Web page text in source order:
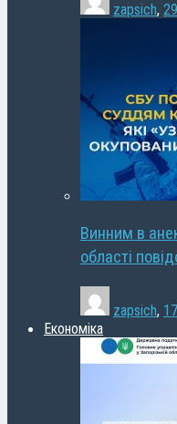
zapsich,
Винним в
області
zapsich,
Економіка